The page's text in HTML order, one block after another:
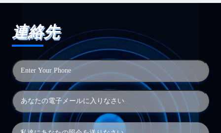
連絡先